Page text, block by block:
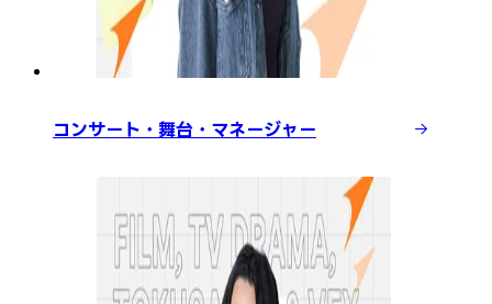
コンサート・舞台・マネージャー